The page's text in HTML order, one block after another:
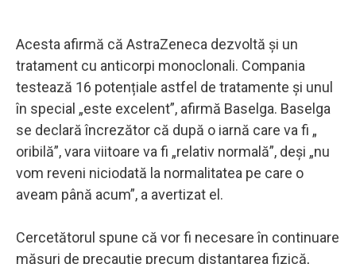
Acesta afirmă că AstraZeneca dezvoltă și un
tratament cu anticorpi monoclonali. Compania
testează 16 potențiale astfel de tratamente și unul
în special „este excelent”, afirmă Baselga. Baselga
se declară încrezător că după o iarnă care va fi „
oribilă”, vara viitoare va fi „relativ normală”, deși „nu
vom reveni niciodată la normalitatea pe care o
aveam până acum”, a avertizat el.
Cercetătorul spune că vor fi necesare în continuare
măsuri de precauție precum distanțarea fizică,